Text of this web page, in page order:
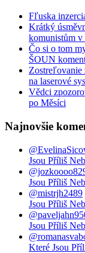
Fľuska
Krátký
komunistům
Čo si o tom
ŠOUN
Zostreľovanie
na laserové
Vědci
po Měsíci
Najnovšie
Jsou Příliš
Jsou Příliš
@mistrjh2489
Jsou Příliš
Jsou Příliš
Které Jsou